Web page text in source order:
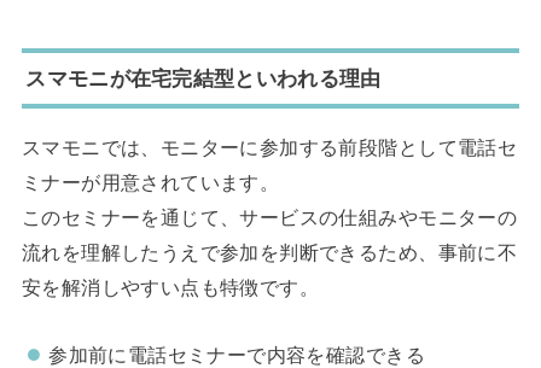
スマモニが在宅完結型といわれる理由
スマモニでは、モニターに参加する前段階として電話セ
ミナーが用意されています。
このセミナーを通じて、サービスの仕組みやモニターの
流れを理解したうえで参加を判断できるため、事前に不
安を解消しやすい点も特徴です。
参加前に電話セミナーで内容を確認できる